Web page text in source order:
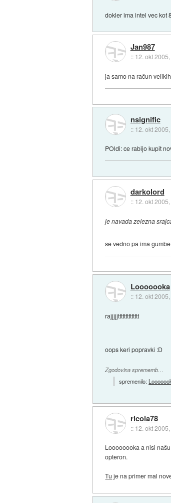
dokler ima intel vec kot
Jan987
:: 12. okt
ja samo na račun
nsignific
:: 12. okt
POldi: ce rabijo kupit
darkolord
:: 12. okt
je navada zelezna
se vedno pa ima
Looooooka
:: 12. okt
rajjjjjtttttttttttttt
oops keri popravki :D
Zgodovina sprememb…
spremenilo:
ricola78
:: 12. okt
Loooooooka a nisi
opteron.
Tu je na primer mal